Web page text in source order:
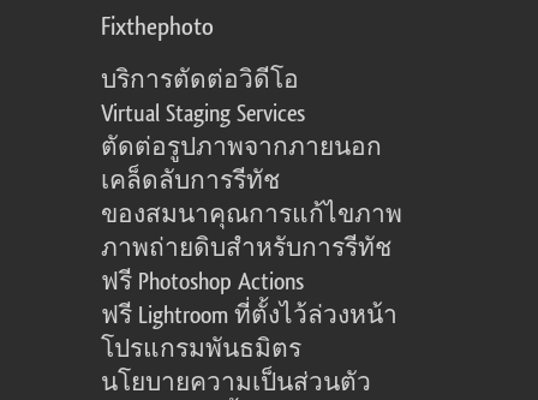
Fixthephoto
บริการตัดต่อวิดีโอ
Virtual Staging Services
ตัดต่อรูปภาพจากภายนอก
เคล็ดลับการรีทัช
ของสมนาคุณการแก้ไขภาพ
ภาพถ่ายดิบสำหรับการรีทัช
ฟรี Photoshop Actions
ฟรี Lightroom ที่ตั้งไว้ล่วงหน้า
โปรแกรมพันธมิตร
นโยบายความเป็นส่วนตัว